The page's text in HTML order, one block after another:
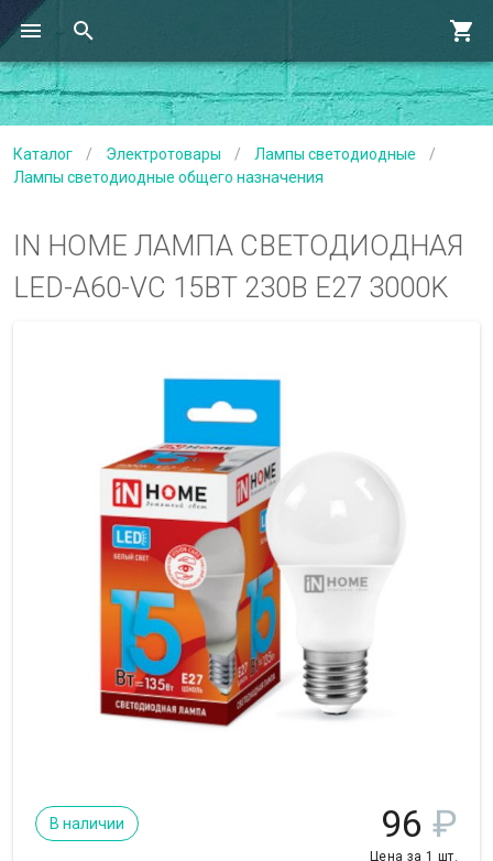
Каталог / Электротовары / Лампы светодиодные
/
Лампы светодиодные общего назначения
IN HOME ЛАМПА СВЕТОДИОДНАЯ
LED-A60-VC 15ВТ 230B E27 3000K
В наличии 96 ₽
Цена за 1 шт.